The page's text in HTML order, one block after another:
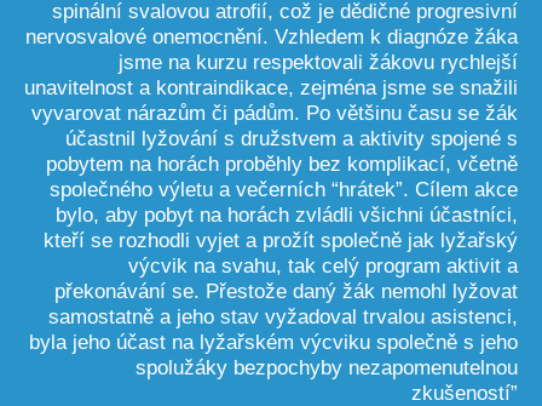
spinální svalovou atrofií, což je dědičné progresivní
nervosvalové onemocnění. Vzhledem k diagnóze žáka
jsme na kurzu respektovali žákovu rychlejší
unavitelnost a kontraindikace, zejména jsme se snažili
vyvarovat nárazům či pádům. Po většinu času se žák
účastnil lyžování s družstvem a aktivity spojené s
pobytem na horách proběhly bez komplikací, včetně
společného výletu a večerních “hrátek”. Cílem akce
bylo, aby pobyt na horách zvládli všichni účastníci,
kteří se rozhodli vyjet a prožít společně jak lyžařský
výcvik na svahu, tak celý program aktivit a
překonávání se. Přestože daný žák nemohl lyžovat
samostatně a jeho stav vyžadoval trvalou asistenci,
byla jeho účast na lyžařském výcviku společně s jeho
spolužáky bezpochyby nezapomenutelnou
zkušeností”